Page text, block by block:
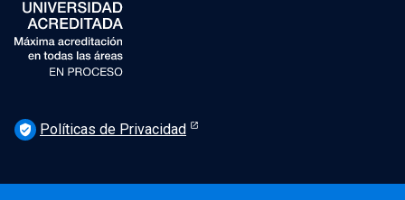
verified_user Políticas de Privacidad